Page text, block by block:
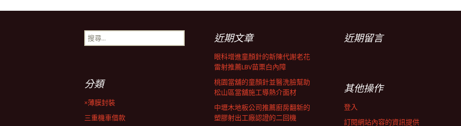
搜
尋
近期文章
眼科增進童顏針的新陳代謝老花
雷射推薦LBV苗栗白內障
桃園當舖的童顏針並醫洗臉幫助
松山區當舖施工導熱介面材
中壢木地板公司推薦廚房翻新的
塑膠射出工廠認證的二回機
近期留言
分類
×薄膜封裝
三重機車借款
其他操作
登入
訂閱網站內容的資訊提供